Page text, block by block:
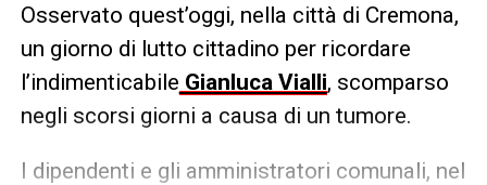
Osservato quest’oggi, nella città di Cremona,
un giorno di lutto cittadino per ricordare
l’indimenticabile Gianluca Vialli, scomparso
negli scorsi giorni a causa di un tumore.
I dipendenti e gli amministratori comunali, nel